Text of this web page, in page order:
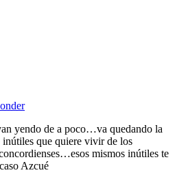
yendo de a poco…va quedando la
inútiles que quiere vivir de los
mismos inútiles te
Azcué